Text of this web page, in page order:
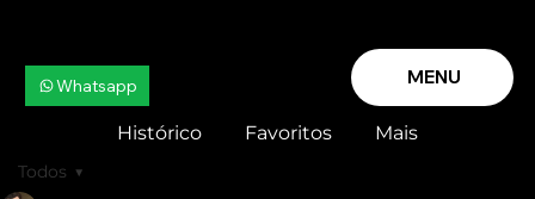
MENU
Whatsapp
Histórico Favoritos Mais
Todos